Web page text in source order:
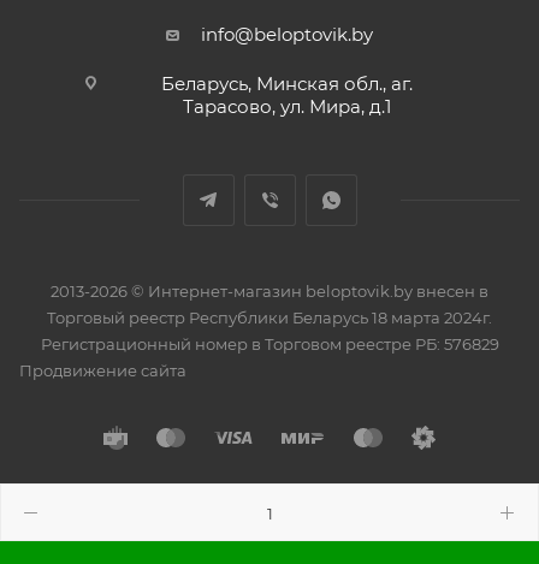
info@beloptovik.by
Беларусь, Минская обл., аг.
Тарасово, ул. Мира, д.1
2013-2026 © Интернет-магазин beloptovik.by внесен в
Торговый реестр Республики Беларусь 18 марта 2024г.
Регистрационный номер в Торговом реестре РБ: 576829
Продвижение сайта
Разработано в